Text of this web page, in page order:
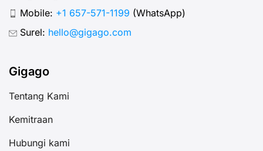
Mobile: +1 657-571-1199 (WhatsApp)
Surel: hello@gigago.com
Gigago
Tentang Kami
Kemitraan
Hubungi kami